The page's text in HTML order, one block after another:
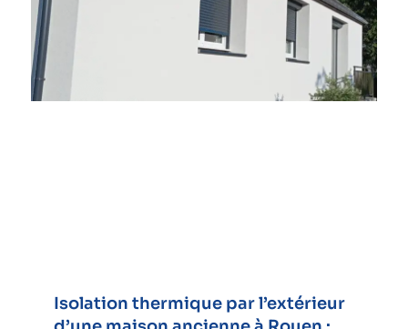
Isolation thermique par l’extérieur